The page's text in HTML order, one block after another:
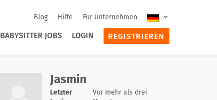
Blog Hilfe Für Unternehmen
BABYSITTER JOBS LOGIN REGISTRIEREN
Jasmin
Letzter
Vor mehr als drei